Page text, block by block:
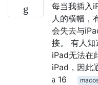
每当我插入
人的横幅，
会失去与
接。 有人知
iPad无法在
iPad，因此
16